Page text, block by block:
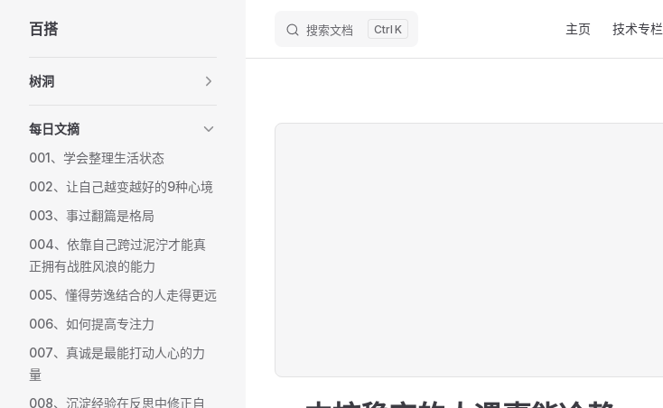
Skip to content
百搭 搜索文档 K 主页 技术专栏
树洞
每日文摘
001、学会整理生活状态
002、让自己越变越好的9种心境
003、事过翻篇是格局
004、依靠自己跨过泥泞才能真
正拥有战胜风浪的能力
005、懂得劳逸结合的人走得更远
006、如何提高专注力
007、真诚是最能打动人心的力
量
008、沉淀经验在反思中修正自